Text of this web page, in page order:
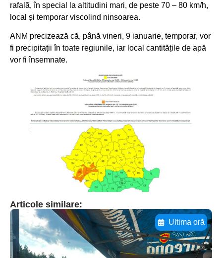
rafală, în special la altitudini mari, de peste 70 – 80 km/h,
local și temporar viscolind ninsoarea.
ANM precizează că, până vineri, 9 ianuarie, temporar, vor
fi precipitații în toate regiunile, iar local cantitățile de apă
vor fi însemnate.
Articole similare:
Ultima oră
Adaugă aici textul pentru